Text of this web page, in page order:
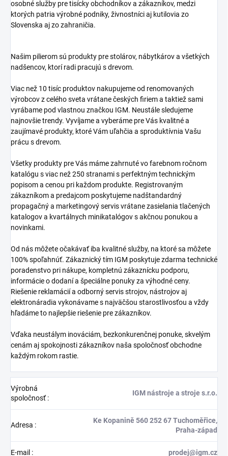
osobné služby pre tisícky obchodníkov a zákazníkov, medzi
ktorých patria výrobné podniky, živnostníci aj kutilovia zo
Slovenska aj zo zahraničia.
Našim pilierom sú produkty pre stolárov, nábytkárov a všetkých
nadšencov, ktorí radi pracujú s drevom.
Viac než 10 tisíc produktov nakupujeme od renomovaných
výrobcov z celého sveta vrátane českých firiem a taktiež sami
vyrábame pod vlastnou značkou IGM. Neustále sledujeme
najnovšie trendy. Vyvíjame a vyberáme pre Vás kvalitné a
zaujímavé produkty, ktoré Vám uľahčia a sproduktívnia Vašu
prácu s drevom.
Všetky produkty pre Vás máme zahrnuté vo farebnom ročnom
katalógu s viac než 250 stranami s perfektným technickým
popisom a cenou pri každom produkte. Registrovaným
zákazníkom a predajcom poskytujeme nadštandardný
propagačný a marketingový servis vrátane zasielania tlačených
katalogov a kvartálnych minikatalógov s akčnou ponukou a
novinkami.
Od nás môžete očakávať iba kvalitné služby, na ktoré sa môžete
100% spoľahnúť. Zákaznický tím IGM poskytuje zdarma technické
poradenstvo pri nákupe, kompletnú zákaznícku podporu,
informácie o dodaní a špeciálne ponuky za výhodné ceny.
Riešenie reklamácií a odborný servis strojov, nástrojov aj
elektronáradia vykonávame s najväčšou starostlivosťou a vždy
hľadáme to najlepšie riešenie pre zákazníkov.
Vďaka neustálym inováciám, bezkonkurenčnej ponuke, skvelým
cenám aj spokojnosti zákazníkov naša spoločnosť obchodne
každým rokom rastie.
Výrobná
spoločnosť:
IGM nástroje a stroje s.r.o.
Adresa :
Ke Kopanině 560 252 67 Tuchoměřice,
Praha-západ
E-mail : prodej@igm.cz